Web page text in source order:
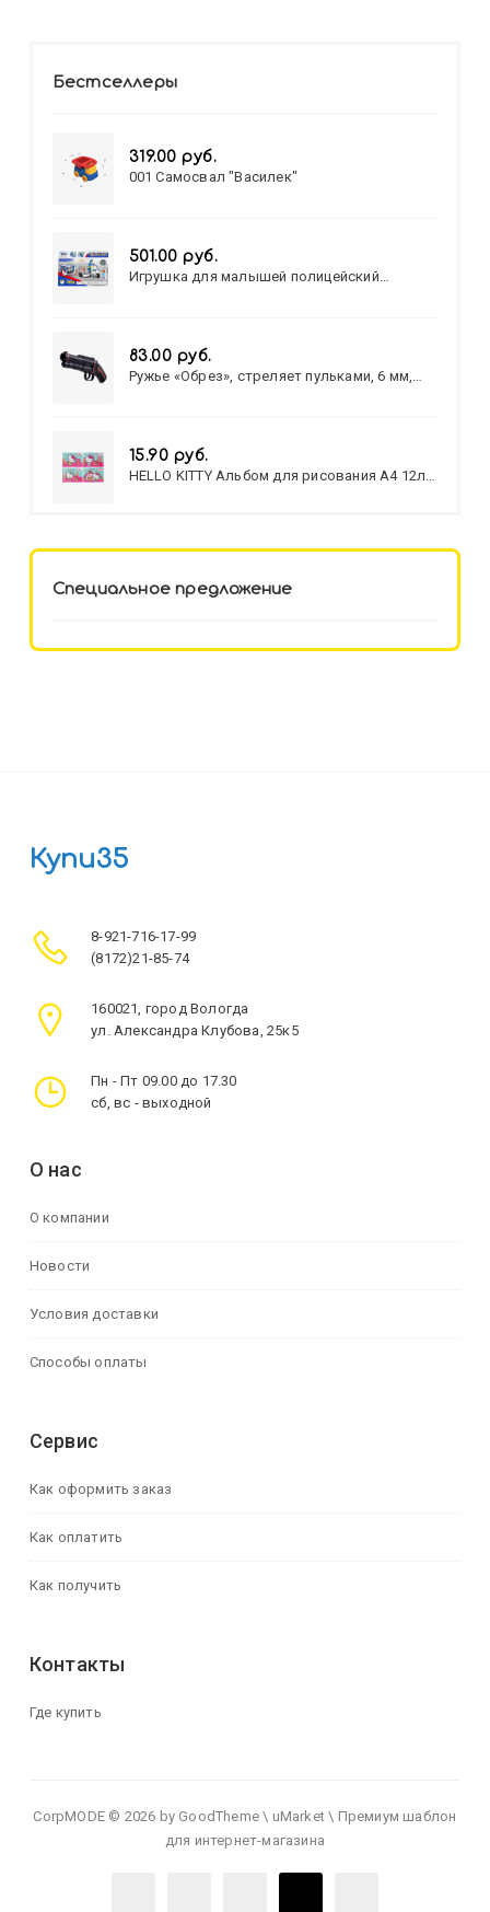
Бестселлеры
319.00 руб.
001 Самосвал "Василек"
501.00 руб.
Игрушка для малышей полицейский
83.00 руб.
Ружье «Обрез», стреляет пульками, 6 мм,
15.90 руб.
HELLO KITTY Альбом для рисования А4 12л.
Специальное предложение
Купи35
8-921-716-17-99
(8172)21-85-74
160021, город Вологда
ул. Александра Клубова, 25к5
Пн - Пт 09.00 до 17.30
сб, вс - выходной
О нас
О компании
Новости
Условия доставки
Способы оплаты
Сервис
Как оформить заказ
Как оплатить
Как получить
Контакты
Где купить
CorpMODE © 2026 by GoodTheme \ uMarket \ Премиум шаблон
для интернет-магазина